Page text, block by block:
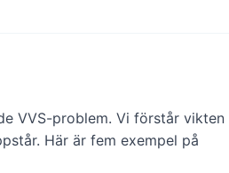
VVS-problem. Vi förstår vikten
Här är fem exempel på